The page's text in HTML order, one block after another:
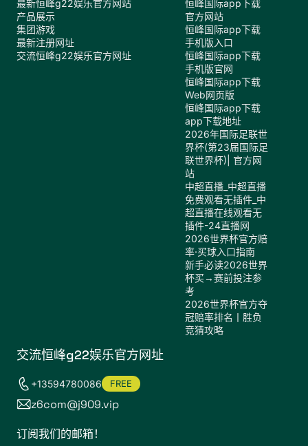
最新恒峰g22娱乐官方网站
产品展示
集团游戏
最新注册网址
交流恒峰g22娱乐官方网址
恒峰国际app下载
官方网站
恒峰国际app下载
手机版入口
恒峰国际app下载
手机版官网
恒峰国际app下载
Web网页版
恒峰国际app下载
app下载地址
2026年国际足联世
界杯(第23届国际足
联世界杯)| 官方网
站
中超直播_中超直播
免费观看无插件_中
超直播在线观看无
插件-24直播网
2026世界杯官方赔
率·买球入口指南
新手必读2026世界
杯买→赛前投注参
考
2026世界杯官方夺
冠赔率排名丨胜负
竞猜攻略
交流恒峰g22娱乐官方网址
+13594780086 FREE
z6com@j909.vip
订阅我们的邮箱！